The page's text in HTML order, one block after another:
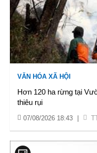
VĂN HÓA XÃ HỘI
Hơn 120 ha rừng tại
thiêu rụi
07/08/2026 18:43